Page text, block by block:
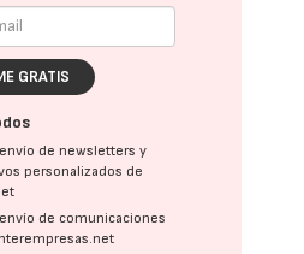
GRATIS
de newsletters y
personalizados de
de comunicaciones